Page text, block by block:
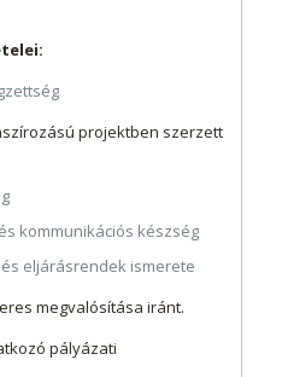
projektben szerzett
kommunikációs készség
eljárásrendek ismerete
megvalósítása iránt.
pályázati